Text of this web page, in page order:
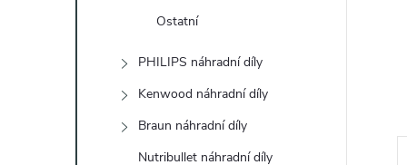
Ostatní
PHILIPS náhradní díly
Kenwood náhradní díly
Braun náhradní díly
Nutribullet náhradní díly